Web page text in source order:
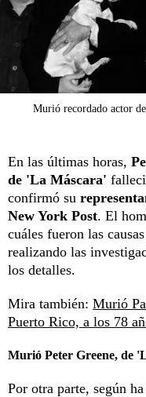
Murió recordado actor
En las últimas horas,
de 'La Máscara'
confirmó su
New York Post. El
cuáles fueron las
realizando las
los detalles.
Mira también: Murió
Puerto Rico, a los 78
Murió Peter Greene, de
Por otra parte, según